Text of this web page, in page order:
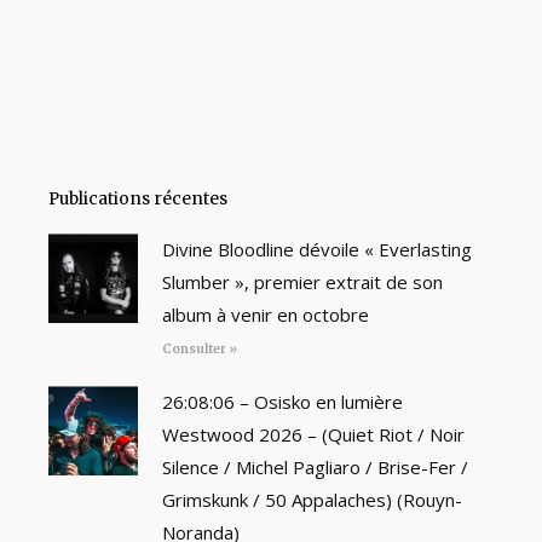
Publications récentes
Divine Bloodline dévoile « Everlasting
Slumber », premier extrait de son
album à venir en octobre
Consulter »
26:08:06 – Osisko en lumière
Westwood 2026 – (Quiet Riot / Noir
Silence / Michel Pagliaro / Brise-Fer /
Grimskunk / 50 Appalaches) (Rouyn-
Noranda)